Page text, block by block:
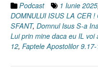
Podcast 1 Iunie 2025
DOMNULUI ISUS LA CER
SFANT, Domnul Isus S-a
Lui prin mine daca eu IL voi
12, Faptele Apostolilor